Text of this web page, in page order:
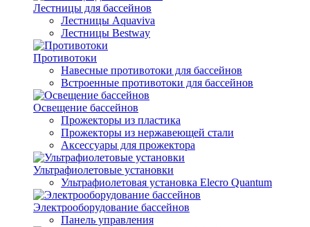
Лестницы для бассейнов
Лестницы Aquaviva
Лестницы Bestway
Противотоки
Навесные противотоки для бассейнов
Встроенные противотоки для бассейнов
Освещение бассейнов
Прожекторы из пластика
Прожекторы из нержавеющей стали
Аксессуары для прожектора
Ультрафиолетовые установки
Ультрафиолетовая установка Elecro Quantum
Электрооборудование бассейнов
Панель управления